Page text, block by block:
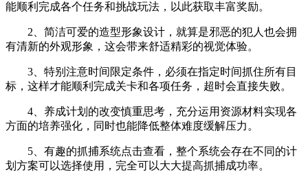
能顺利完成各个任务和挑战玩法，以此获取丰富奖励。
2、简洁可爱的造型形象设计，就算是邪恶的犯人也会拥
有清新的外观形象，这会带来舒适精彩的视觉体验。
3、特别注意时间限定条件，必须在指定时间抓住所有目
标，这样才能顺利完成关卡和各项任务，超时会直接失败。
4、养成计划的改变慎重思考，充分运用资源材料实现各
方面的培养强化，同时也能降低整体难度缓解压力。
5、有趣的抓捕系统点击查看，整个系统会存在不同的计
划方案可以选择使用，完全可以大大提高抓捕成功率。